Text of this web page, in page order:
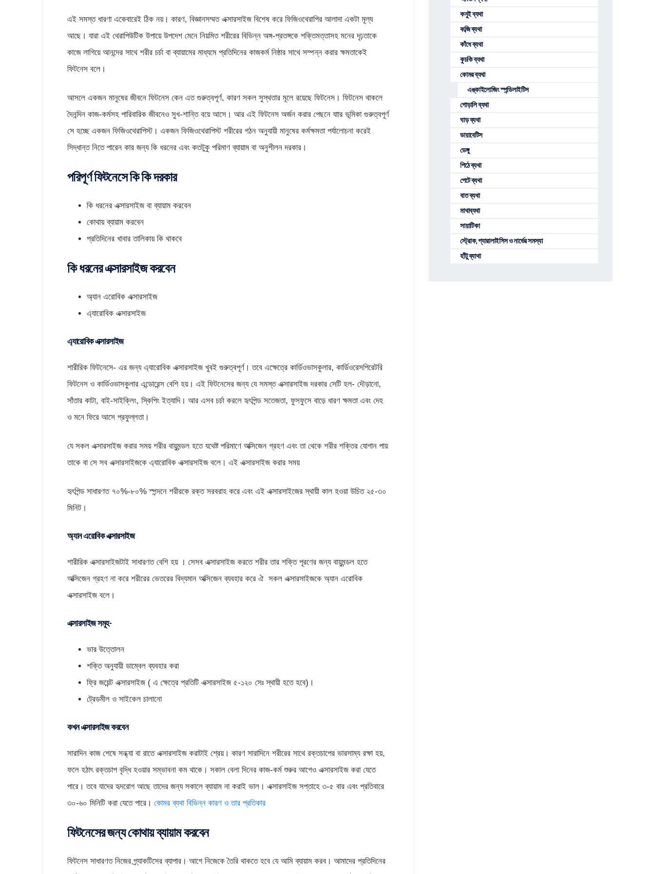
এই সমস্ত ধারণা একেবারেই ঠিক নয়। কারণ, বিজ্ঞানসম্মত এক্সারসাইজ বিশেষ করে ফিজিওথেরাপির আলাদা একটা মূল্য
আছে। যারা এই থেরাপিউটিক উপায়ে উপদেশ মেনে নিয়মিত শরীরের বিভিন্ন অঙ্গ-প্রতঙ্গকে শক্তিমত্তাসহ মনের দৃঢ়তাকে
কাজে লাগিয়ে আনন্দের সাথে শরীর চর্চা বা ব্যায়ামের মাধ্যমে প্রতিদিনের কাজকর্ম নিষ্ঠার সাথে সম্পন্ন করার ক্ষমতাকেই
ফিটনেস বলে।
আসলে একজন মানুষের জীবনে ফিটনেস কেন এত গুরুত্বপূর্ণ, কারণ সকল সুস্থতার মূলে রয়েছে ফিটনেস। ফিটনেস থাকলে
দৈনন্দিন কাজ-কর্মসহ পারিবারিক জীবনেও সুখ-শান্তি বয়ে আসে। আর এই ফিটনেস অর্জন করার পেছনে যাার ভূমিকা গুরুত্বপূর্ণ
সে হচ্ছে একজন ফিজিওথেরাপিস্ট। একজন ফিজিওথেরাপিস্ট শরীরের গঠন অনুযায়ী মানুষের কর্মক্ষমতা পর্যালোচনা করেই
সিদ্ধান্ত নিতে পারেন কার জন্য কি ধরনের এবং কতটুকু পরিমাণ ব্যায়াম বা অনুশীলন দরকার।
পরিপূর্ণ ফিটনেসে কি কি দরকার
কি ধরনের এক্সারসাইজ বা ব্যায়াম করবেন
কোথায় ব্যায়াম করবেন
প্রতিদিনের খাবার তালিকায় কি থাকবে
কি ধরনের এক্সারসাইজ করবেন
অ্যান এরোবিক এক্সারসাইজ
এ্যারোবিক এক্সারসাইজ
এ্যারোবিক এক্সারসাইজ
শারীরিক ফিটনেসে- এর জন্য এ্যারোবিক এক্সারসাইজ খুবই গুরুত্বপূর্ণ। তবে এক্ষেত্রে কার্ডিওভাসকুলার, কার্ডিওরেসপিরেটরি
ফিটনেস ও কার্ডিওভাসকুলার এন্ডোরেন্স বেশি হয়। এই ফিটনেসের জন্য যে সমস্ত এক্সারসাইজ দরকার সেটি হল- দৌড়ানো,
সাঁতার কাটা, বাই-সাইক্লিং, স্কিপিং ইত্যাদি। আর এসব চর্চা করলে হৃৎপিন্ড সতেজতা, ফুসফুসে বাড়ে ধারণ ক্ষমতা এবং দেহ
ও মনে ফিরে আসে প্রফুল্লতা।
যে সকল এক্সারসাইজ করার সময় শরীর বায়ুমন্ডল হতে যথেষ্ট পরিমাণে অক্সিজেন গ্রহণ এবং তা থেকে শরীর শক্তির যোগান পায়
তাকে বা সে সব এক্সারসাইজকে এ্যারোবিক এক্সারসাইজ বলে। এই এক্সারসাইজ করার সময়
হৃৎপিন্ড সাধারণত ৭০%-৮০% স্পন্দনে শরীরকে রক্ত সরবরাহ করে এবং এই এক্সারসাইজের স্থায়ী কাল হওয়া উচিত ২৫-৩০
মিনিট।
অ্যান এরোবিক এক্সারসাইজ
শারীরিক এক্সারসাইজটাই সাধারণত বেশি হয় । সেসব এক্সারসাইজ করতে শরীর তার শক্তি পূরণের জন্য বায়ুমন্ডল হতে
অক্সিজেন গ্রহণ না করে শরীরের ভেতরের বিদ্যমান অক্সিজেন ব্যবহার করে ঐ সকল এক্সারসাইজকে অ্যান এরোবিক
এক্সারসাইজ বলে।
এক্সারসাইজ সমূহ-
ভার উত্তোলন
শক্তি অনুযায়ী ডাম্বেল ব্যবহার করা
ফ্রি জয়েন্ট এক্সারসাইজ ( এ ক্ষেত্রে প্রতিটি এক্সারসাইজ ৫-১২০ সেঃ স্থায়ী হতে হবে)।
ট্রেডমীল ও সাইকেল চালানো
কখন এক্সারসাইজ করবেন
সারাদিন কাজ শেষে সন্ধ্যা বা রাতে এক্সারসাইজ করাটাই শ্রেয়। কারণ সারাদিনে শরীরের সাথে রক্তচাপের ভারসাম্য রক্ষা হয়,
ফলে হঠাৎ রক্তচাপ বৃদ্ধি হওয়ার সম্ভাবনা কম থাকে। সকাল বেলা দিনের কাজ-কর্ম শুরুর আগেও এক্সারসাইজ করা যেতে
পারে। তবে যাদের হৃদরোগ আছে তাদের জন্য সকালে ব্যায়াম না করাই ভাল। এক্সারসাইজ সপ্তাহে ৩-৫ বার এবং প্রতিবারে
৩০-৬০ মিনিটি করা যেতে পারে। কোমর ব্যথা বিভিন্ন কারণ ও তার প্রতিকার
ফিটনেসের জন্য কোথায় ব্যায়াম করবেন
ফিটনেস সাধারণত নিজের প্র্যাকটিসের ব্যাপার। আগে নিজেকে তৈরি থাকতে হবে যে আমি ব্যায়াম করব। আমাদের প্রতিদিনের
কনুই ব্যথা
কব্জি ব্যথা
কাঁধে ব্যথা
কুচকি ব্যথা
কোমর ব্যথা
এঙ্কাইলোজিং স্পন্ডিলাইটিস
গোড়ালি ব্যথা
ঘাড় ব্যথা
ডায়াবেটিস
ডেঙ্গু
পিঠে ব্যথা
পেটে ব্যথা
বাত ব্যথা
মাথাব্যথা
সায়াটিকা
স্ট্রোক, প্যারালাইসিস ও নার্ভের সমস্যা
হাঁটু ব্যাথা